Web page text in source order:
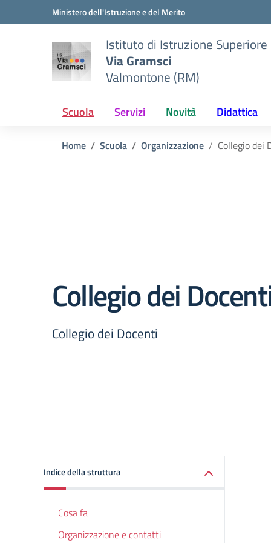
Vai ai contenuti
Vai al menu di navigazioneMinistero dell'Istruzione e del Merito
Istituto di Istruzione Superiore
Via Gramsci
Valmontone (RM)
Scuola Servizi Novità Didattica
Home Scuola Organizzazione Collegio dei
Collegio dei
Collegio dei Docenti
Indice della struttura
Cosa fa
Organizzazione e contatti